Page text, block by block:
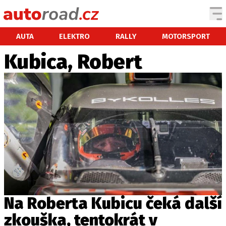
AUTA ELEKTRO RALLY MOTORSPORT
AUTA
TESTY AUT
NOVINKY
EKO
SPY
HISTORIE
ZAJÍMAVOSTI
TECHNIKA
EKONOMIKA
ČESKÝ TRH
TUNING
PROFI
Kubica, Robert
Na Roberta Kubicu čeká další
zkouška, tentokrát v